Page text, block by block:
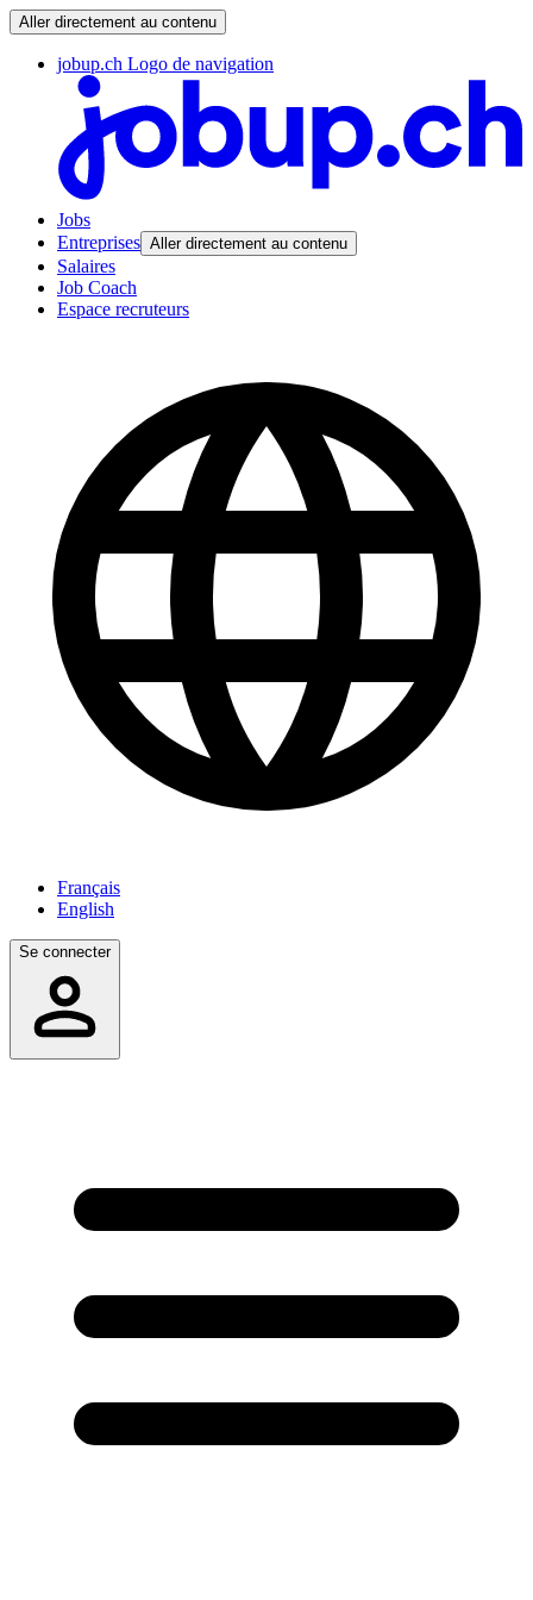
Aller directement au contenu
jobup.ch Logo de navigation
Jobs
Entreprises Aller directement au contenu
Salaires
Job Coach
Espace recruteurs
Français
English
Se connecter